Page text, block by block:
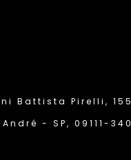
Battista Pirelli, 155
- SP, 09111-340